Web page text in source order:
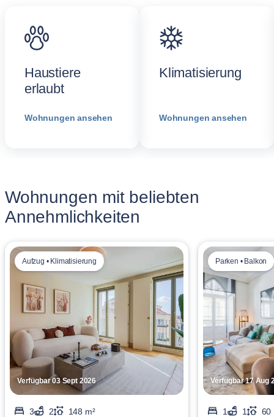
Haustiere
erlaubt
Wohnungen ansehen
Klimatisierung
Wohnungen ansehen
Wohnungen mit beliebten
Annehmlichkeiten
Verfügbar 03 Sept 2026
Aufzug • Klimatisierung
3 2
148 m²
Verfügbar 17 Aug
Parken • Balkon
1 1
60